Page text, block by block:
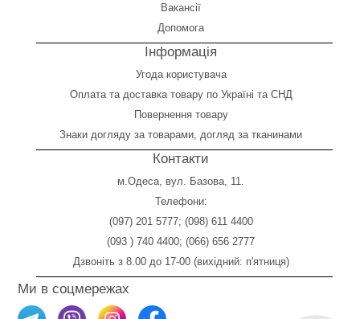
Вакансії
Допомога
Інформація
Угода користувача
Оплата та доставка товару по Україні та СНД
Повернення товару
Знаки догляду за товарами, догляд за тканинами
Контакти
м.Одеса, вул. Базова, 11.
Телефони:
(097) 201 5777; (098) 611 4400
(093 ) 740 4400; (066) 656 2777
Дзвоніть з 8.00 до 17-00 (вихідний: п'ятниця)
Ми в соцмережах